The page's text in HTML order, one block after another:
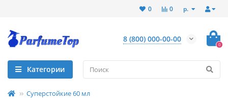
р.
0
0
8 (800) 000-00-00
0
Категории
Cуперстойкие 60 мл